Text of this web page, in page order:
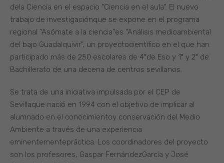
dela Ciencia en el espacio "Ciencia en el aula". El nuevo
trabajo de investigaciónque se expone en el programa
regional "Asómate a la ciencia"es "Análisis medioambiental
del bajo Guadalquivir", un proyectocientífico en el que han
participado más de 250 escolares de 4ºde Eso y 1º y 2º de
Bachillerato de una decena de centros sevillanos.
Se trata de una iniciativa impulsada por el CEP de
Sevillaque nació en 1994 con el objetivo de implicar al
alumnado en el conocimientoy conservación del Medio
Ambiente a través de una experiencia
eminentementepráctica. Los coordinadores del proyecto
son los profesores, Gaspar FernándezGarcía y José